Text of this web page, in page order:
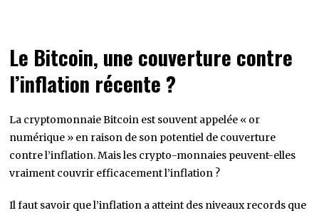
Le Bitcoin, une couverture contre
l’inflation récente ?
La cryptomonnaie Bitcoin est souvent appelée « or
numérique » en raison de son potentiel de couverture
contre l’inflation. Mais les crypto-monnaies peuvent-elles
vraiment couvrir efficacement l’inflation ?
Il faut savoir que l’inflation a atteint des niveaux records que